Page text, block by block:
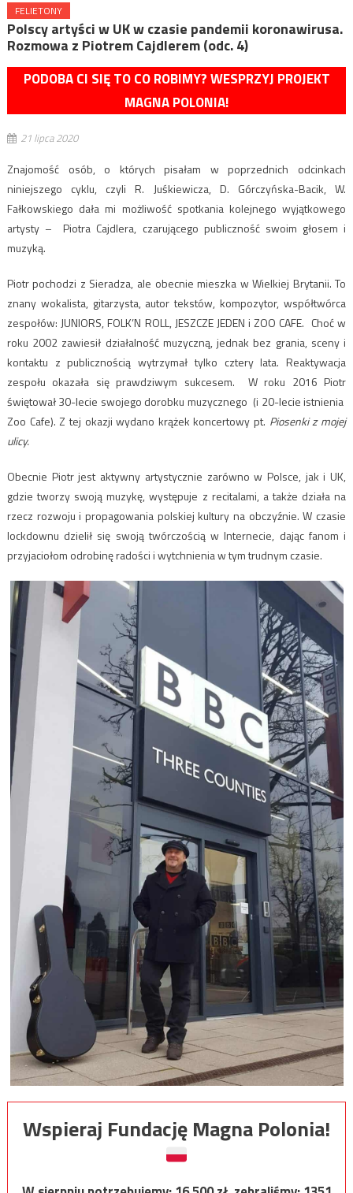
FELIETONY
Polscy artyści w UK w czasie pandemii koronawirusa.
Rozmowa z Piotrem Cajdlerem (odc. 4)
PODOBA CI SIĘ TO CO ROBIMY? WESPRZYJ PROJEKT
MAGNA POLONIA!
21 lipca 2020
Znajomość osób, o których pisałam w poprzednich odcinkach
niniejszego cyklu, czyli R. Juśkiewicza, D. Górczyńska-Bacik, W.
Fałkowskiego dała mi możliwość spotkania kolejnego wyjątkowego
artysty – Piotra Cajdlera, czarującego publiczność swoim głosem i
muzyką.
Piotr pochodzi z Sieradza, ale obecnie mieszka w Wielkiej Brytanii. To
znany wokalista, gitarzysta, autor tekstów, kompozytor, współtwórca
zespołów: JUNIORS, FOLK’N ROLL, JESZCZE JEDEN i ZOO CAFE. Choć w
roku 2002 zawiesił działalność muzyczną, jednak bez grania, sceny i
kontaktu z publicznością wytrzymał tylko cztery lata. Reaktywacja
zespołu okazała się prawdziwym sukcesem. W roku 2016 Piotr
świętował 30-lecie swojego dorobku muzycznego (i 20-lecie istnienia
Zoo Cafe). Z tej okazji wydano krążek koncertowy pt. Piosenki z mojej
ulicy.
Obecnie Piotr jest aktywny artystycznie zarówno w Polsce, jak i UK,
gdzie tworzy swoją muzykę, występuje z recitalami, a także działa na
rzecz rozwoju i propagowania polskiej kultury na obczyźnie. W czasie
lockdownu dzielił się swoją twórczością w Internecie, dając fanom i
przyjaciołom odrobinę radości i wytchnienia w tym trudnym czasie.
Wspieraj Fundację Magna Polonia!